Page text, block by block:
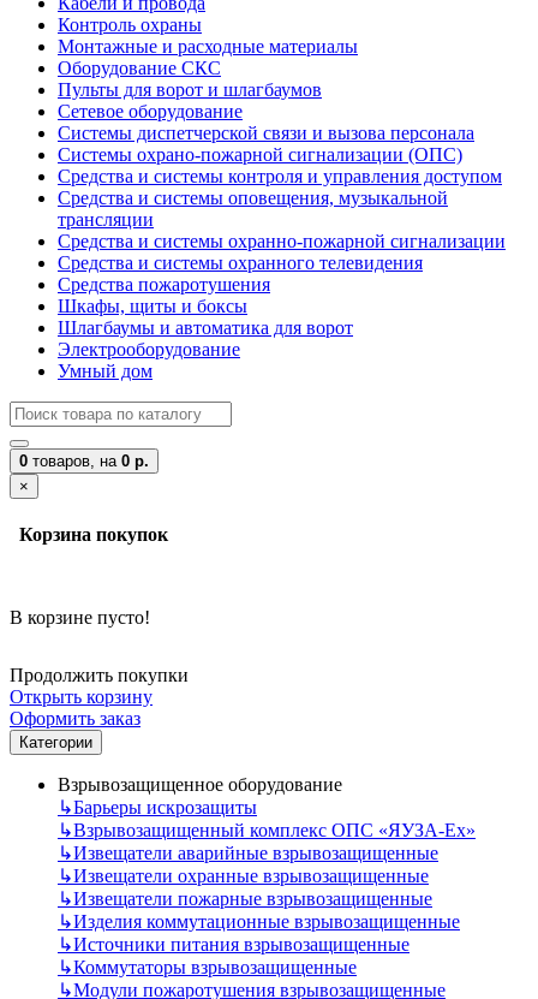
Контроль охраны
Монтажные и расходные материалы
Оборудование СКС
Пульты для ворот и шлагбаумов
Сетевое оборудование
Системы диспетчерской связи и вызова персонала
Системы охрано-пожарной сигнализации (ОПС)
Средства и системы контроля и управления доступом
Средства и системы оповещения, музыкальной
трансляции
Средства и системы охранно-пожарной сигнализации
Средства и системы охранного телевидения
Средства пожаротушения
Шкафы, щиты и боксы
Шлагбаумы и автоматика для ворот
Электрооборудование
Умный дом
0 товаров, на 0 р.
×
Корзина покупок
В корзине пусто!
Продолжить покупки
Открыть корзину
Оформить заказ
Категории
Взрывозащищенное оборудование
↳Барьеры искрозащиты
↳Взрывозащищенный комплекс ОПС «ЯУЗА-Ех»
↳Извещатели аварийные взрывозащищенные
↳Извещатели охранные взрывозащищенные
↳Извещатели пожарные взрывозащищенные
↳Изделия коммутационные взрывозащищенные
↳Источники питания взрывозащищенные
↳Коммутаторы взрывозащищенные
↳Модули пожаротушения взрывозащищенные